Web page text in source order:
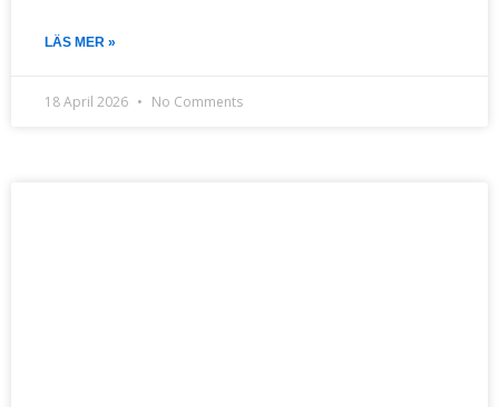
LÄS MER »
18 April 2026 No Comments